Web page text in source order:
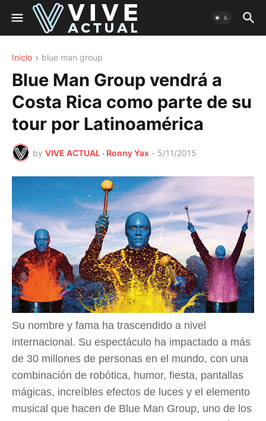
Inicio blue man group
Blue Man Group vendrá a
Costa Rica como parte de su
tour por Latinoamérica
by VIVE ACTUAL · Ronny Yax - 5/11/2015
Su nombre y fama ha trascendido a nivel
internacional. Su espectáculo ha impactado a más
de 30 millones de personas en el mundo, con una
combinación de robótica, humor, fiesta, pantallas
mágicas, increíbles efectos de luces y el elemento
musical que hacen de Blue Man Group, uno de los